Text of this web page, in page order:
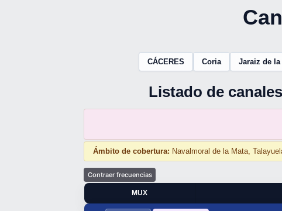
CÁCERES Coria Jaraiz de la
Listado de
Ámbito de cobertura: Navalmoral de la Mata,
MUX